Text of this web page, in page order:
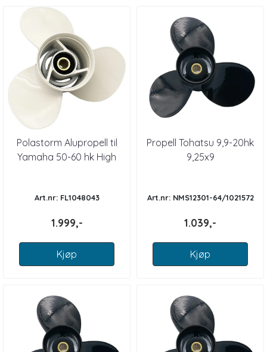
Polastorm Alupropell til
Yamaha 50-60 hk High
Art.nr: FL1048043
1.999,-
Kjøp
Propell Tohatsu 9,9-20hk
9,25x9
Art.nr: NMS12301-64/1021572
1.039,-
Kjøp